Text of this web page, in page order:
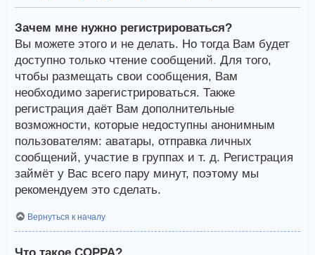
Зачем мне нужно регистрироваться?
Вы можете этого и не делать. Но тогда Вам будет
доступно только чтение сообщений. Для того,
чтобы размещать свои сообщения, Вам
необходимо зарегистрироваться. Также
регистрация даёт Вам дополнительные
возможности, которые недоступны анонимным
пользователям: аватары, отправка личных
сообщений, участие в группах и т. д. Регистрация
займёт у Вас всего пару минут, поэтому мы
рекомендуем это сделать.
Вернуться к началу